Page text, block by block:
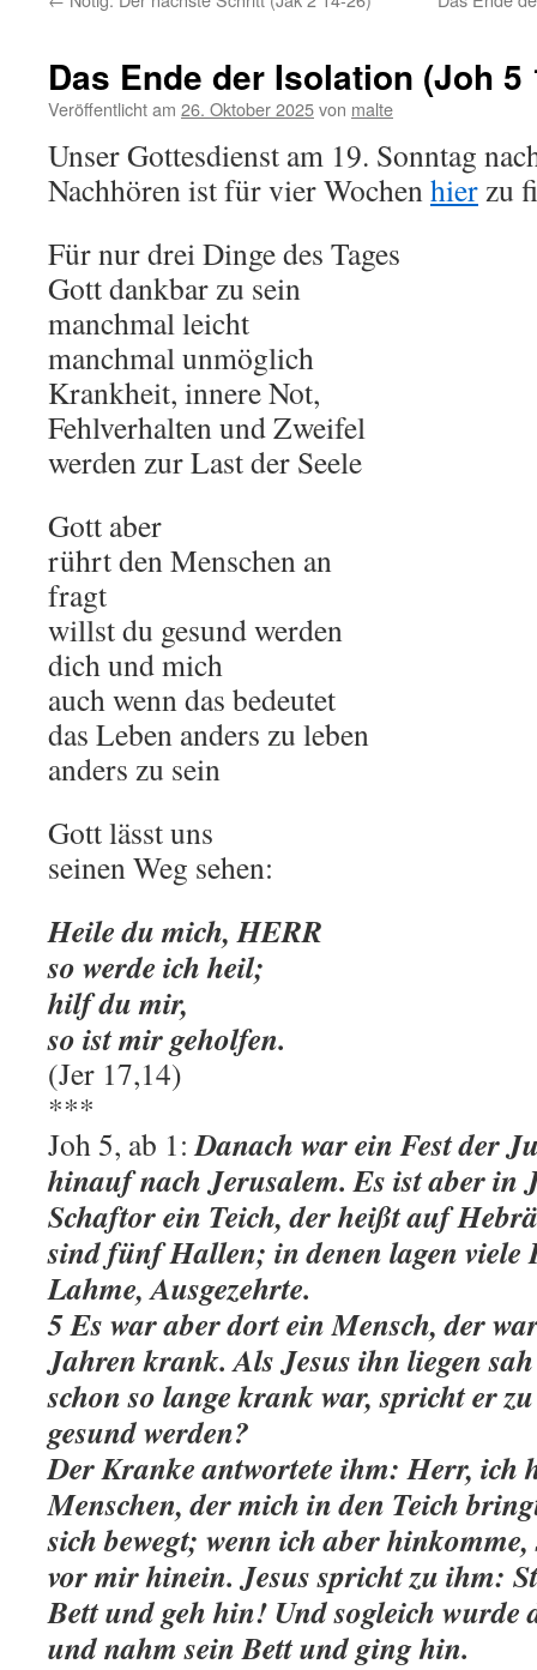
Das Ende der Isolation (Joh 5
Veröffentlicht am 26. Oktober 2025von malte
Unser Gottesdienst am 19. Sonntag
Nachhören ist für vier Wochenhierzu
Für nur drei Dinge des Tages
Gott dankbar zu sein
manchmal leicht
manchmal unmöglich
Krankheit, innere Not,
Fehlverhalten und Zweifel
werden zur Last der Seele
Gott aber
rührt den Menschen an
fragt
willst du gesund werden
dich und mich
auch wenn das bedeutet
das Leben anders zu leben
anders zu sein
Gott lässt uns
seinen Weg sehen:
Heile du mich, HERR
so werde ich heil;
hilf du mir,
so ist mir geholfen.
(Jer 17,14)
***
Joh 5, ab 1:Danach war ein Fest der
hinauf nach Jerusalem. Es ist aber in
Schaftor ein Teich, der heißt auf
sind fünf Hallen; in denen lagen viele
Lahme, Ausgezehrte.
5 Es war aber dort ein Mensch, der
Jahren krank. Als Jesus ihn liegen
schon so lange krank war, spricht er
gesund werden?
Der Kranke antwortete ihm: Herr, ich
Menschen, der mich in den Teich
sich bewegt; wenn ich aber
vor mir hinein. Jesus spricht zu ihm:
Bett und geh hin! Und sogleich wurde
und nahm sein Bett und ging hin.